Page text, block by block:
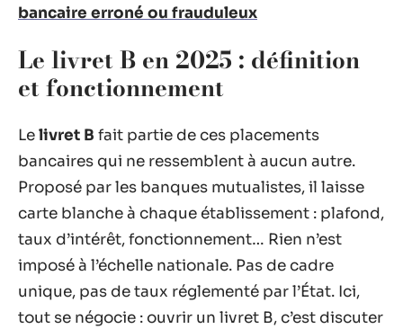
bancaire erroné ou frauduleux
Le livret B en 2025 : définition
et fonctionnement
Lelivret B fait partie de ces placements
bancaires qui ne ressemblent à aucun autre.
Proposé par les banques mutualistes, il laisse
carte blanche à chaque établissement : plafond,
taux d’intérêt, fonctionnement… Rien n’est
imposé à l’échelle nationale. Pas de cadre
unique, pas de taux réglementé par l’État. Ici,
tout se négocie : ouvrir un livret B, c’est discuter